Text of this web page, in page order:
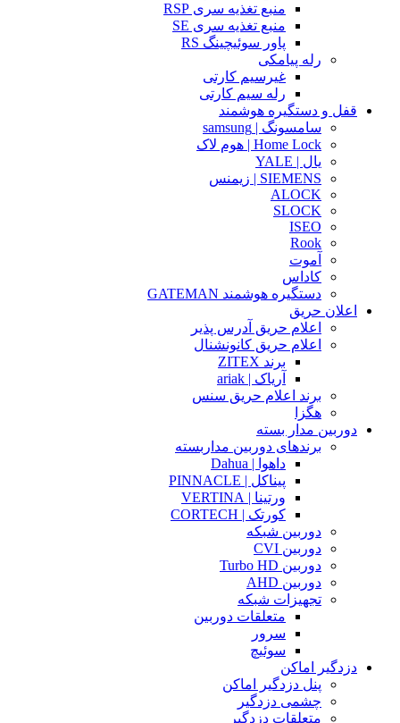
منبع تغذیه سری RSP
منبع تغذیه سری SE
پاور سوئیچینگ RS
رله پیامکی
غیرسیم کارتی
رله سیم کارتی
قفل و دستگیره هوشمند
سامسونگ | samsung
Home Lock | هوم لاک
یال | YALE
SIEMENS | زیمنس
ALOCK
SLOCK
ISEO
Rook
آموت
کاداس
دستگیره هوشمند GATEMAN
اعلان حریق
اعلام حریق آدرس پذیر
اعلام حریق کانونشنال
برند ZITEX
آریاک | ariak
برند اعلام حریق سنس
هگزا
دوربین مدار بسته
برندهای دوربین مداربسته
داهوا | Dahua
پیناکل | PINNACLE
ورتینا | VERTINA
کورتک | CORTECH
دوربین شبکه
دوربین CVI
دوربین Turbo HD
دوربین AHD
تجهیزات شبکه
متعلقات دوربین
سرور
سوئیچ
دزدگیر اماکن
پنل دزدگیر اماکن
چشمی دزدگیر
متعلقات دزدگیر